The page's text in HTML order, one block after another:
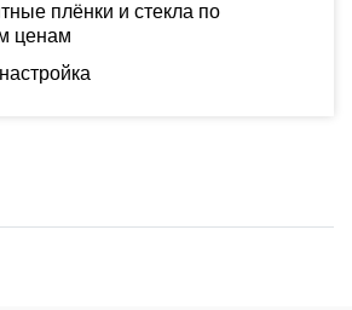
плёнки и стекла по
ценам